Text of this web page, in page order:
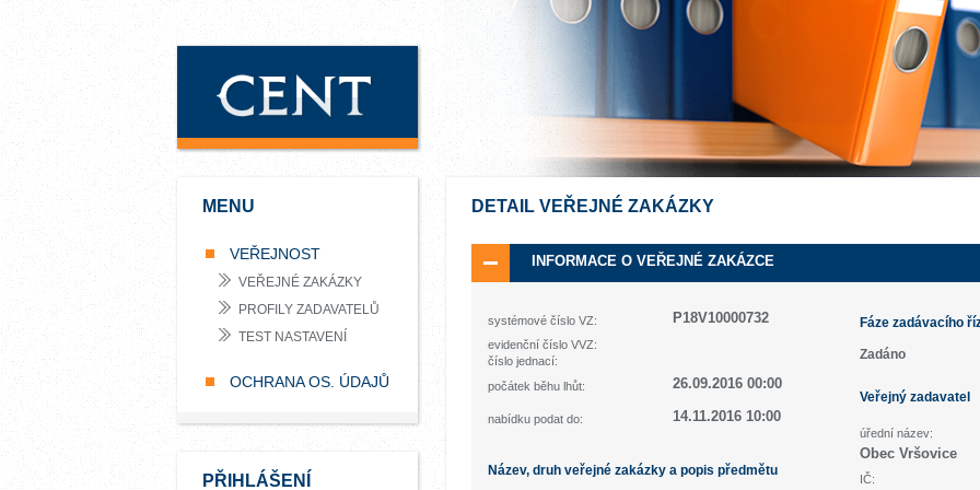
MENU
VEŘEJNOST
VEŘEJNÉ ZAKÁZKY
PROFILY ZADAVATELŮ
TEST NASTAVENÍ
OCHRANA OS. ÚDAJŮ
PŘIHLÁŠENÍ
DETAIL VEŘEJNÉ ZAKÁZKY
INFORMACE O VEŘEJNÉ ZAKÁZCE
systémové číslo VZ: P18V10000732
evidenční číslo VVZ:
číslo jednací:
počátek běhu lhůt:
26.09.2016 00:00
nabídku podat do: 14.11.2016 10:00
Název, druh veřejné zakázky a popis předmětu
Fáze zadávacího
Zadáno
Veřejný zadavatel
úřední název:
Obec Vršovice
IČ: